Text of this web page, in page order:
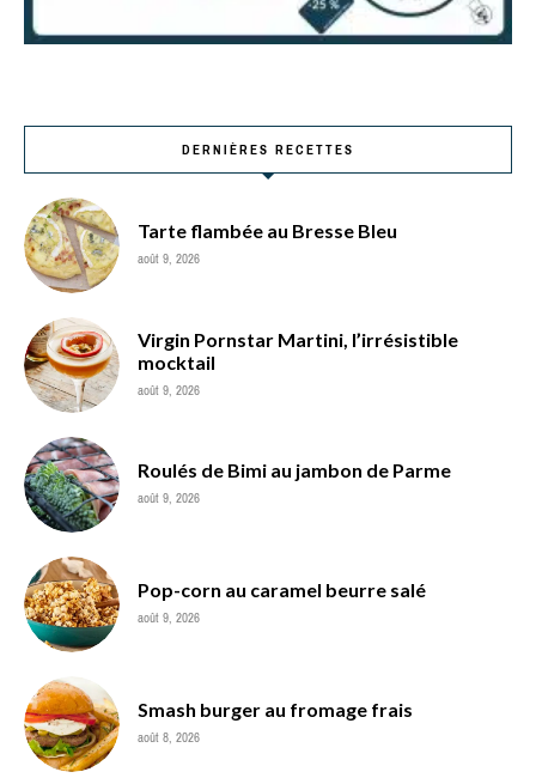
DERNIÈRES RECETTES
Tarte flambée au Bresse Bleu
août 9, 2026
Virgin Pornstar Martini, l’irrésistible
mocktail
août 9, 2026
Roulés de Bimi au jambon de Parme
août 9, 2026
Pop-corn au caramel beurre salé
août 9, 2026
Smash burger au fromage frais
août 8, 2026